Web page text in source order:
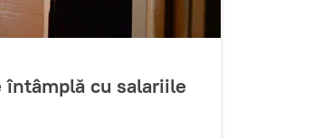
întâmplă cu salariile